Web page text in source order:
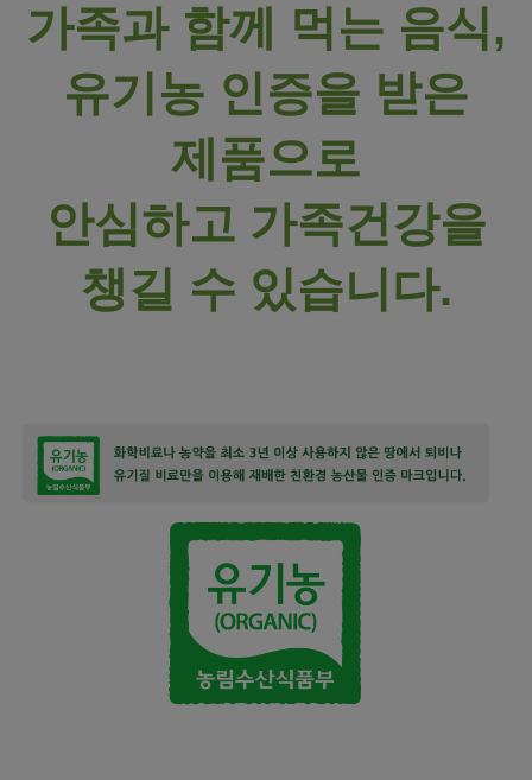
가족과 함께 먹는 음식,
유기농 인증을 받은
제품으로
안심하고 가족건강을
챙길 수 있습니다.